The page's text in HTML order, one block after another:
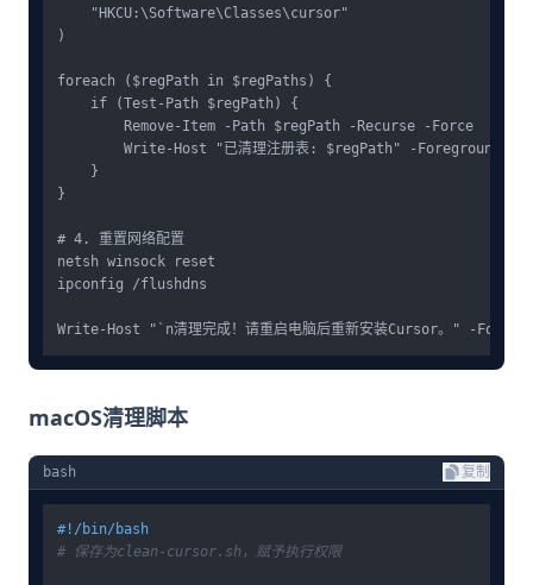
    "HKCU:\Software\Classes\cursor"
)
foreach ($regPath in $regPaths) {
    if (Test-Path $regPath) {
        Remove-Item -Path $regPath -Recurse -Force
Write-Host "已清理注册表: $regPath" -
    }
}
# 4. 重置网络配置
netsh winsock reset
ipconfig /flushdns
macOS清理脚本
bash 复制
#!/bin/bash
# 保存为clean-cursor.sh，赋予执行权限